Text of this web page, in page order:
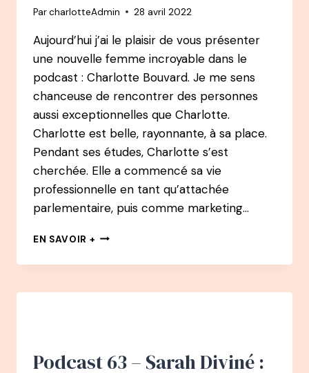
ParcharlotteAdmin 28 avril 2022
Aujourd’hui j’ai le plaisir de vous présenter
une nouvelle femme incroyable dans le
podcast : Charlotte Bouvard. Je me sens
chanceuse de rencontrer des personnes
aussi exceptionnelles que Charlotte.
Charlotte est belle, rayonnante, à sa place.
Pendant ses études, Charlotte s’est
cherchée. Elle a commencé sa vie
professionnelle en tant qu’attachée
parlementaire, puis comme marketing…
EN SAVOIR + 76
–
BOUVARD
À
Podcast 63 – Sarah Diviné :